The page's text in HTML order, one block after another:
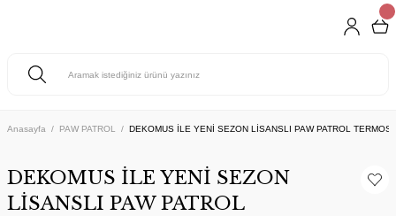
Anasayfa PAW PATROL DEKOMUS İLE YENİ SEZON LİSANSLI PAW PATROL
DEKOMUS İLE YENİ SEZON
LİSANSLI PAW PATROL